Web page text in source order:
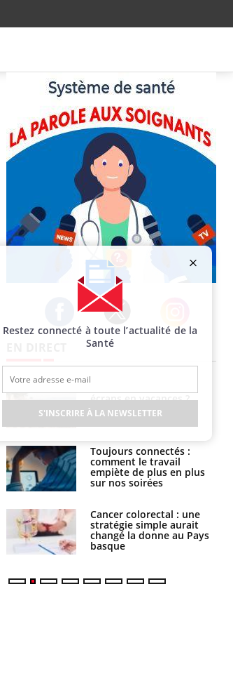
Facebook Twitter Instagram
écrans en vacances ?
Toujours connectés :
comment le travail
empiète de plus en plus
sur nos soirées
Cancer colorectal : une
stratégie simple aurait
changé la donne au Pays
basque
Restez connecté à toute l’actualité de la
Santé
S'INSCRIRE À LA NEWSLETTER